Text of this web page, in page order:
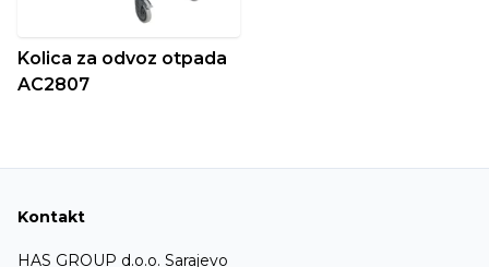
Kolica za odvoz otpada
AC2807
Kontakt
HAS GROUP d.o.o. Sarajevo